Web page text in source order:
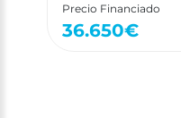
Precio Financiado
36.650€